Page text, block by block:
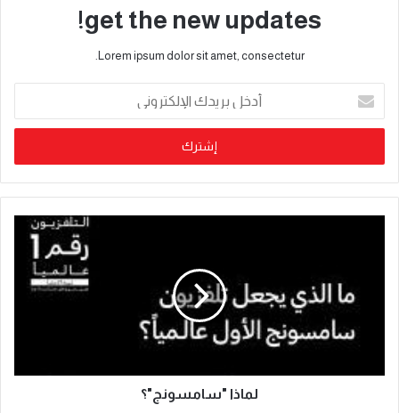
get the new updates!
Lorem ipsum dolor sit amet, consectetur.
لماذا "سامسونج"؟